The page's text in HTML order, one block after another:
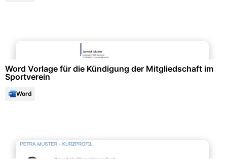
Word Vorlage für die Kündigung der Mitgliedschaft im
Sportverein
Word